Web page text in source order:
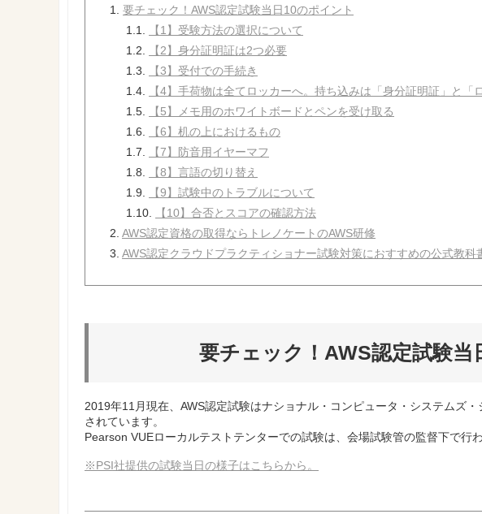
1.
要チェック！AWS認定試験当日10のポイント
1.1.
【1】受験方法の選択について
1.2.
【2】身分証明証は2つ必要
1.3.
【3】受付での手続き
1.4.
【4】手荷物は全てロッカーへ。持ち込みは「身分証明証」と「
1.5.
【5】メモ用のホワイトボードとペンを受け取る
1.6.
【6】机の上におけるもの
1.7.
【7】防音用イヤーマフ
1.8.
【8】言語の切り替え
1.9.
【9】試験中のトラブルについて
1.10.
【10】合否とスコアの確認方法
2. AWS認定資格の取得ならトレノケートのAWS研修
3. AWS認定クラウドプラクティショナー試験対策におすすめの公式教
要チェック！AWS認定試験当
2019年11月現在、AWS認定試験はナショナル・コンピュータ・システムズ
されています。
Pearson VUEローカルテストテンターでの試験は、会場試験管の監督下で行わ
※PSI社提供の試験当日の様子はこちらから。